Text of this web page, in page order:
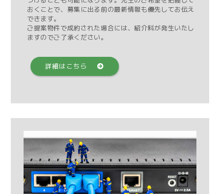
おくことで、募集に出る前の最新情報も優先してお伝え
できます。
ご提案物件で成約された場合には、紹介料が発生いたし
ますのでご了承ください。
詳細はこちら